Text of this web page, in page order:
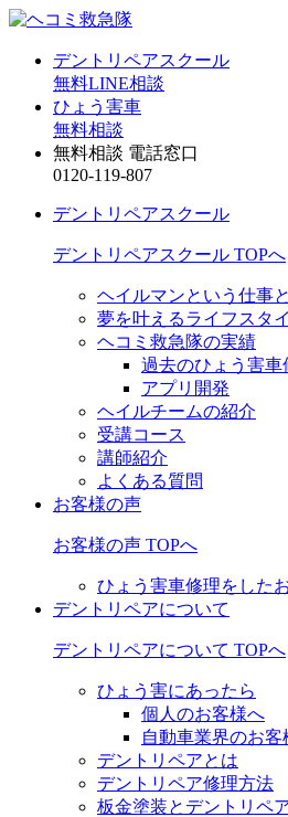
デントリペアスクール
無料LINE相談
ひょう害車
無料相談
無料相談 電話窓口
0120-119-807
デントリペアスクール
デントリペアスクール TOPへ
ヘイルマンという仕事
夢を叶えるライフスタ
ヘコミ救急隊の実績
過去のひょう害車
アプリ開発
ヘイルチームの紹介
受講コース
講師紹介
よくある質問
お客様の声
お客様の声 TOPへ
ひょう害車修理をした
デントリペアについて
デントリペアについて TOPへ
ひょう害にあったら
個人のお客様へ
自動車業界のお客
デントリペアとは
デントリペア修理方法
板金塗装とデントリペ